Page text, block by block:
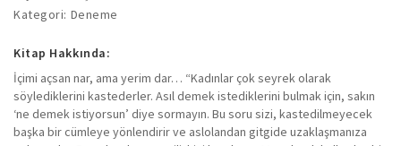
Kategori: Deneme
Kitap Hakkında:
İçimi açsan nar, ama yerim dar… “Kadınlar çok seyrek olarak
söylediklerini kastederler. Asıl demek istediklerini bulmak için, sakın
‘ne demek istiyorsun’ diye sormayın. Bu soru sizi, kastedilmeyecek
başka bir cümleye yönlendirir ve aslolandan gitgide uzaklaşmanıza